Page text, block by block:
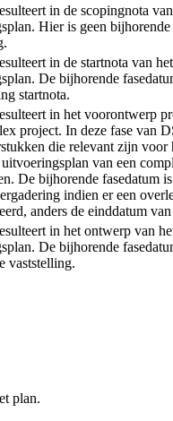
in de scopingnota
Hier is geen bijhorende
in de startnota van
De bijhorende
startnota.
in het voorontwerp
project. In deze fase van
die relevant zijn
van een
De bijhorende fasedatum
indien er een
anders de einddatum
in het ontwerp van
De bijhorende
vaststelling.
plan.